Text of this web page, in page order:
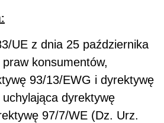
UE z dnia 25 października
konsumentów,
93/13/EWG i dyrektywę
dyrektywę
97/7/WE (Dz. Urz.